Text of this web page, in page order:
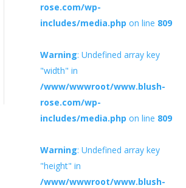
rose.com/wp-
includes/media.php on line 809
Warning: Undefined array key
"width" in
/www/wwwroot/www.blush-
rose.com/wp-
includes/media.php on line 809
Warning: Undefined array key
"height" in
/www/wwwroot/www.blush-